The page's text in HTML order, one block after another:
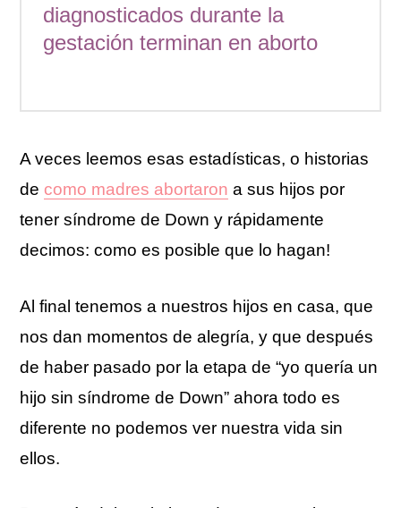
diagnosticados durante la
gestación terminan en aborto
A veces leemos esas estadísticas, o historias
de como madres abortaron a sus hijos por
tener síndrome de Down y rápidamente
decimos: como es posible que lo hagan!
Al final tenemos a nuestros hijos en casa, que
nos dan momentos de alegría, y que después
de haber pasado por la etapa de “yo quería un
hijo sin síndrome de Down” ahora todo es
diferente no podemos ver nuestra vida sin
ellos.